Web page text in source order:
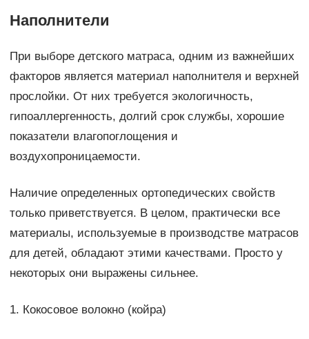
Наполнители
При выборе детского матраса, одним из важнейших
факторов является материал наполнителя и верхней
прослойки. От них требуется экологичность,
гипоаллергенность, долгий срок службы, хорошие
показатели влагопоглощения и
воздухопроницаемости.
Наличие определенных ортопедических свойств
только приветствуется. В целом, практически все
материалы, используемые в производстве матрасов
для детей, обладают этими качествами. Просто у
некоторых они выражены сильнее.
1. Кокосовое волокно (койра)